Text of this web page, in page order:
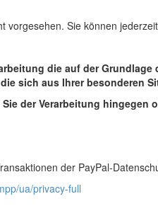
vorgesehen. Sie können
die auf der
sich aus Ihrer besonderen
der Verarbeitung
der PayPal-
ua/privacy-full